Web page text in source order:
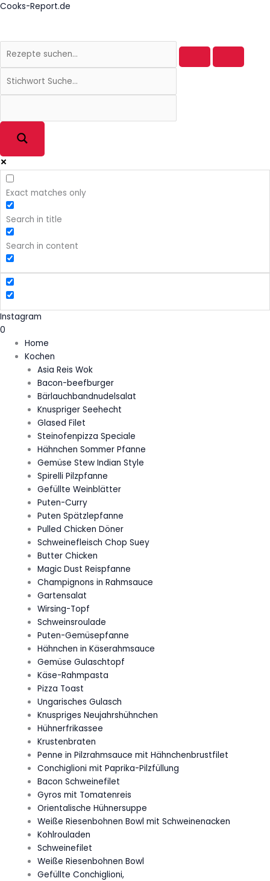
Zum
Cooks-Report.de
Exact matches only
Search in title
Search in content
Instagram
0
Home
Kochen
Asia Reis Wok
Bacon-beefburger
Bärlauchbandnudelsalat
Knuspriger Seehecht
Glased Filet
Steinofenpizza Speciale
Hähnchen Sommer Pfanne
Gemüse Stew Indian Style
Spirelli Pilzpfanne
Gefüllte Weinblätter
Puten-Curry
Puten Spätzlepfanne
Pulled Chicken Döner
Schweinefleisch Chop Suey
Butter Chicken
Magic Dust Reispfanne
Champignons in Rahmsauce
Gartensalat
Wirsing-Topf
Schweinsroulade
Puten-Gemüsepfanne
Hähnchen in Käserahmsauce
Gemüse Gulaschtopf
Käse-Rahmpasta
Pizza Toast
Ungarisches Gulasch
Knuspriges Neujahrshühnchen
Hühnerfrikassee
Krustenbraten
Penne in Pilzrahmsauce mit Hähnchenbrustfilet
Conchiglioni mit Paprika-Pilzfüllung
Bacon Schweinefilet
Gyros mit Tomatenreis
Orientalische Hühnersuppe
Weiße Riesenbohnen Bowl mit Schweinenacken
Kohlrouladen
Schweinefilet
Weiße Riesenbohnen Bowl
Gefüllte Conchiglioni,